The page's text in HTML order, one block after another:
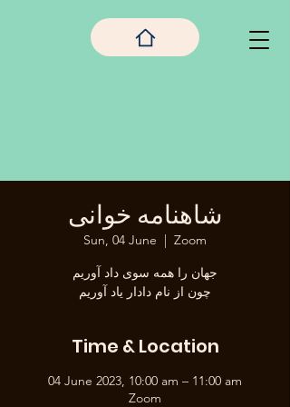
شاهنامه خوانی
Sun, 04 June
  |
Zoom
جهان را همه سوی داد آوریم
Time & Location
04 June 2023, 10:00 am – 11:00 am
Zoom